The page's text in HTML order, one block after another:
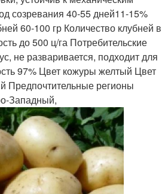
созревания 40-55 дней11-15%
60-100 гр Количество клубней в
до 500 ц/га Потребительские
не разваривается, подходит для
97% Цвет кожуры желтый Цвет
Предпочтительные регионы
Западный,